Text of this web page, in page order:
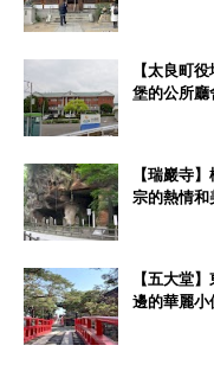
【太良町
堡的公所廳
【瑞巖寺
宗的熱情和
【五大堂
邊的華麗小